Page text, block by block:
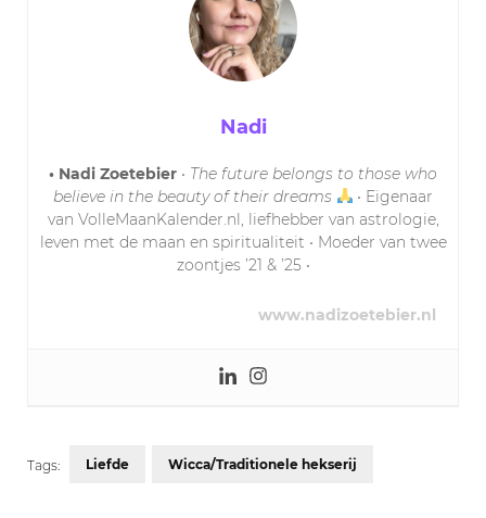
Nadi
• Nadi Zoetebier • The future belongs to those who
believe in the beauty of their dreams
• Eigenaar
van VolleMaanKalender.nl, liefhebber van astrologie,
leven met de maan en spiritualiteit • Moeder van twee
zoontjes ’21 & ’25 •
www.nadizoetebier.nl
Tags: Liefde Wicca/Traditionele hekserij